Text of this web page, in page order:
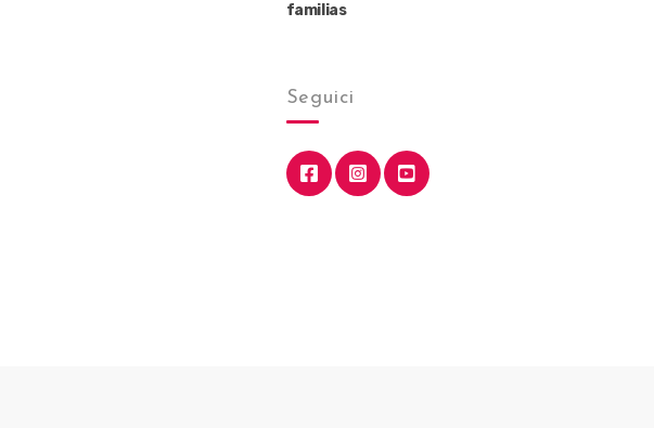
familias
Seguici